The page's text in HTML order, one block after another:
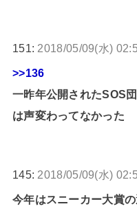
151: 2018/05/09(水)
>>136
一昨年公開されたSOS
は声変わってなかった
145: 2018/05/09(水)
今年はスニーカー大賞